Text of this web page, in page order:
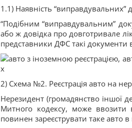
1.1) Наявність “виправдувальних”
“Подібним “виправдувальним”
або ж довідка про довготривале
представники ДФС такі
2) Схема №2. Реєстрація авто на
Нерезидент (громадянство іншої
Митного кодексу, може ввозити
повинен зареєструвати таке авто